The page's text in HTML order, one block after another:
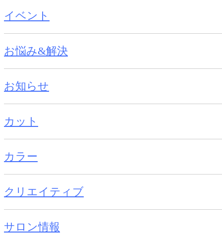
イベント
お悩み&解決
お知らせ
カット
カラー
クリエイティブ
サロン情報